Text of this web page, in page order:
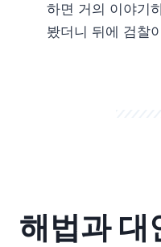
하면 거의 이야기
봤더니 뒤에 검찰
해법과 대